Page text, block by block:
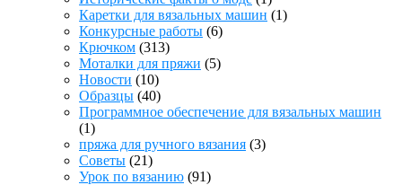
Каретки для вязальных машин (1)
Конкурсные работы (6)
Крючком (313)
Моталки для пряжи (5)
Новости (10)
Образцы (40)
Программное обеспечение для вязальных машин
(1)
пряжа для ручного вязания (3)
Советы (21)
Урок по вязанию (91)